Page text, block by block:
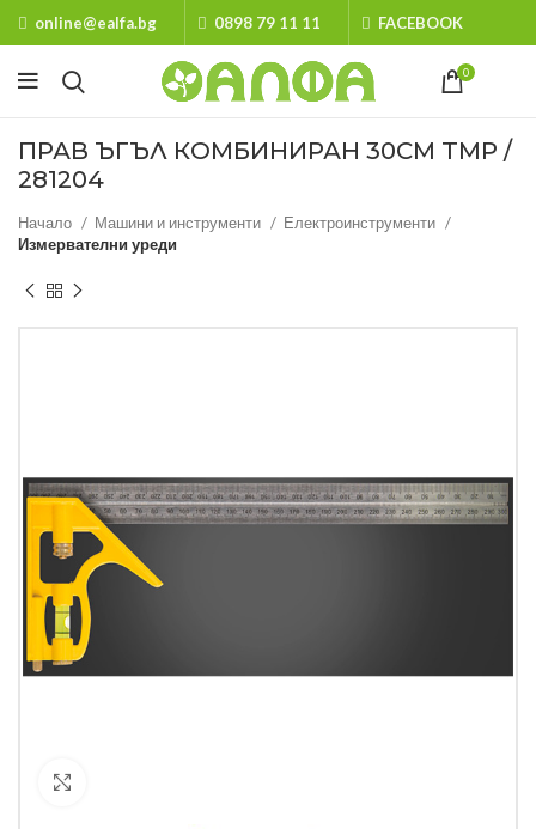
online@ealfa.bg 0898 79 11 11 FACEBOOK
0
ПРАВ ЪГЪЛ КОМБИНИРАН 30СМ TMP /
281204
Начало Машини и инструменти
Електроинструменти
Измервателни уреди